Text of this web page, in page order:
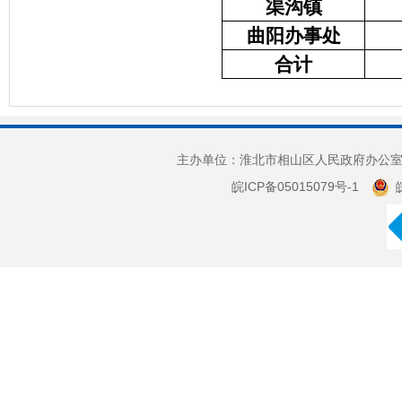
渠沟镇
曲阳办事处
合计
主办单位：淮北市相山区人民政府办
皖ICP备05015079号-1